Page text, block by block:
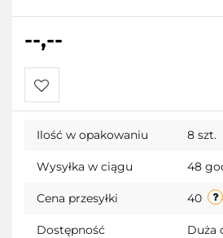
--,--
Ilość w opakowaniu 8 szt.
Wysyłka w ciągu 48
Cena przesyłki 40
Dostępność Duża